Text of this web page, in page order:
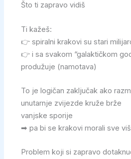
Što ti zapravo vidiš
Ti kažeš:
👉 spiralni krakovi su stari
👉 i sa svakom “galaktičkom
produžuje (namotava)
To je logičan zaključak ako
unutarnje zvijezde kruže brže
vanjske sporije
➡ pa bi se krakovi morali sve
Problem koji si zapravo